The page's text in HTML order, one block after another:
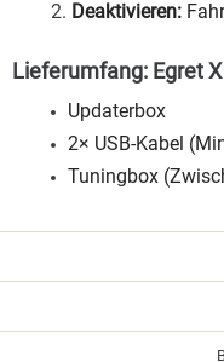
Deaktivieren:
Lieferumfang: Egret
Updaterbox
2× USB-Kabel
Tuningbox